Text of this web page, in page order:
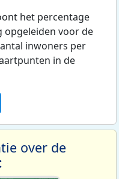
het percentage
opgeleiden voor de
inwoners per
in de
over de